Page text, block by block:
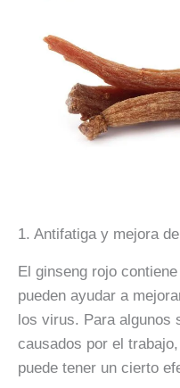
1. Antifatiga y mejora
El ginseng rojo
pueden ayudar a
los virus. Para algunos
causados por el
puede tener un cierto